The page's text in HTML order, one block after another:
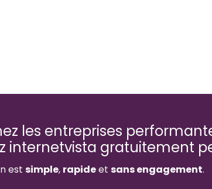
les entreprises
internetvista gratuitement
est simple, rapideet sans engagement.